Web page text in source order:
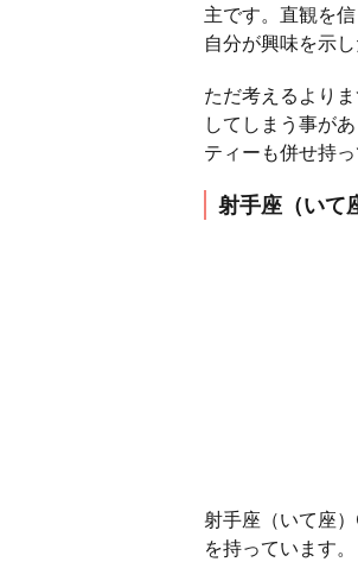
主です。直観を
自分が興味を示
ただ考えるより
してしまう事が
ティーも併せ持っ
射手座（いて
射手座（いて座
を持っています